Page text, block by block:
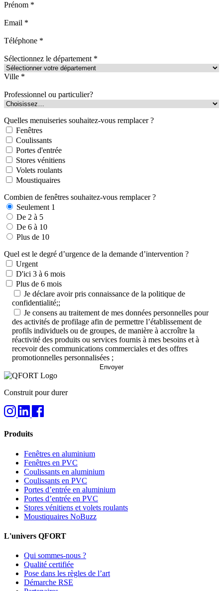
Prénom *
Email *
Téléphone *
Sélectionnez le département *
Ville *
Professionnel ou particulier?
Quelles menuiseries souhaitez-vous remplacer ?
Fenêtres
Coulissants
Portes d'entrée
Stores vénitiens
Volets roulants
Moustiquaires
Combien de fenêtres souhaitez-vous remplacer ?
Seulement 1
De 2 à 5
De 6 à 10
Plus de 10
Quel est le degré d’urgence de la demande d’intervention ?
Urgent
D'ici 3 à 6 mois
Plus de 6 mois
Je déclare avoir pris connaissance de la politique de
confidentialité;;
Je consens au traitement de mes données personnelles pour
des activités de profilage afin de permettre l’établissement de
profils individuels ou de groupes, de manière à accroître la
réactivité des produits ou services fournis à mes besoins et à
recevoir des communications commerciales et des offres
promotionnelles personnalisées ;
Construit pour durer
Produits
Fenêtres en aluminium
Fenêtres en PVC
Coulissants en aluminium
Coulissants en PVC
Portes d’entrée en aluminium
Portes d’entrée en PVC
Stores vénitiens et volets roulants
Moustiquaires NoBuzz
L'univers QFORT
Qui sommes-nous ?
Qualité certifiée
Pose dans les règles de l’art
Démarche RSE